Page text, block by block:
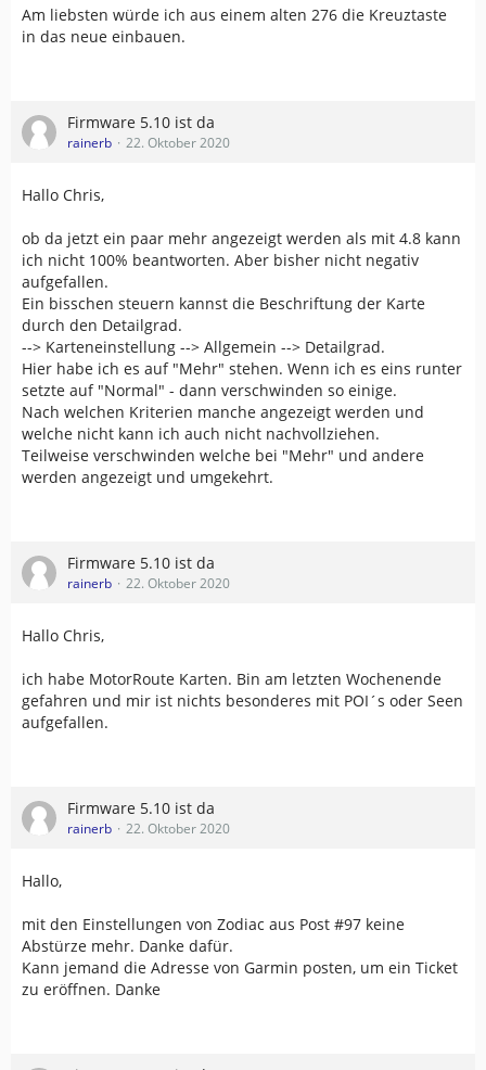
Am liebsten würde ich aus einem alten 276 die Kreuztaste
in das neue einbauen.
Firmware 5.10 ist da
rainerb 22. Oktober 2020
Hallo Chris,
ob da jetzt ein paar mehr angezeigt werden als mit 4.8 kann
ich nicht 100% beantworten. Aber bisher nicht negativ
aufgefallen.
Ein bisschen steuern kannst die Beschriftung der Karte
durch den Detailgrad.
--> Karteneinstellung --> Allgemein --> Detailgrad.
Hier habe ich es auf "Mehr" stehen. Wenn ich es eins runter
setzte auf "Normal" - dann verschwinden so einige.
Nach welchen Kriterien manche angezeigt werden und
welche nicht kann ich auch nicht nachvollziehen.
Teilweise verschwinden welche bei "Mehr" und andere
werden angezeigt und umgekehrt.
Firmware 5.10 ist da
rainerb 22. Oktober 2020
Hallo Chris,
ich habe MotorRoute Karten. Bin am letzten Wochenende
gefahren und mir ist nichts besonderes mit POI´s oder Seen
aufgefallen.
Firmware 5.10 ist da
rainerb 22. Oktober 2020
Hallo,
mit den Einstellungen von Zodiac aus Post #97 keine
Abstürze mehr. Danke dafür.
Kann jemand die Adresse von Garmin posten, um ein Ticket
zu eröffnen. Danke